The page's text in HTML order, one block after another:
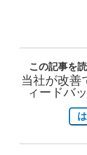
この記事を
当社が改善
ィードバ